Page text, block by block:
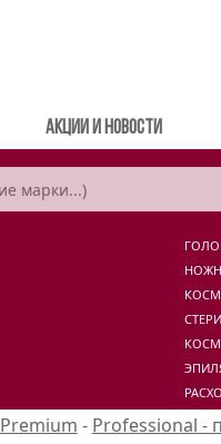
Акции и новости
Premium - Professional -